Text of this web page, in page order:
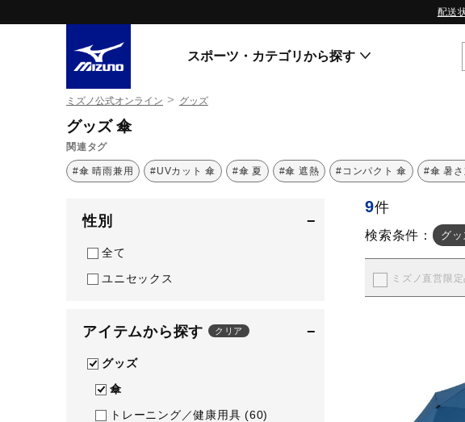
配送
スポーツ・カテゴリから探す
スニーカー
ライフスタイルウエア
ランニング
テニス／ソフトテニス
バドミントン
すべてのシリーズ
WAVE PROPHECY
WP13.2｜特集
MORELIA LS｜特
W.PROPHECY1｜
WP STRAP｜特集
スペシャルカラー
WP STRAP 2｜特
スニーカー商品をすべて見る
ミズノ公式オンライン > グッズ
グッズ 傘
関連タグ
#傘 晴雨兼用 #UVカット 傘 #傘 夏 #傘 遮熱 #コンパクト 傘 #傘 暑
性別 −
全て
ユニセックス
アイテムから探す クリア −
グッズ
傘
トレーニング／健康用具 (60)
9件
検索条件： グッ
ミズノ直営限定